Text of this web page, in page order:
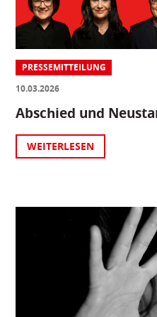
PRESSEMITTEILUNG
10.03.2026
Abschied und
WEITERLESEN